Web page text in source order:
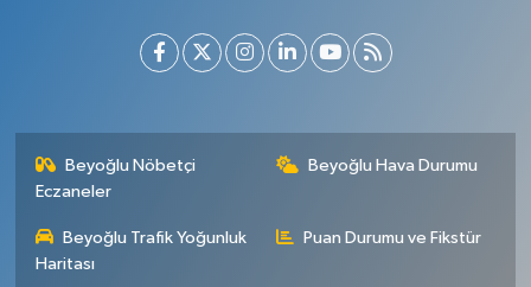
Beyoğlu Nöbetçi
Eczaneler
Beyoğlu Hava Durumu
Beyoğlu Trafik Yoğunluk
Haritası
Puan Durumu ve Fikstür